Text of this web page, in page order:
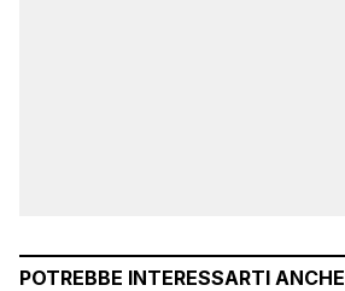
POTREBBE INTERESSARTI ANCHE